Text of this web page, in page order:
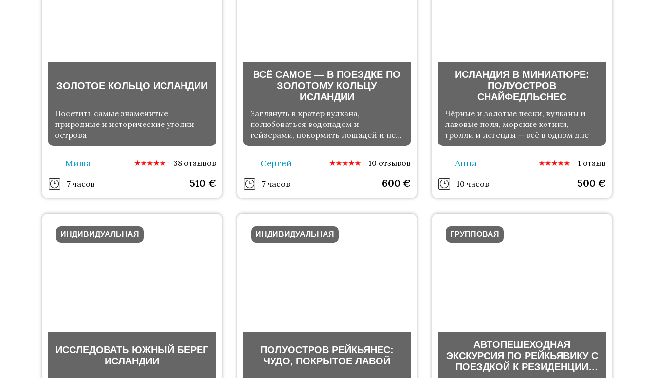
ЗОЛОТОЕ КОЛЬЦО ИСЛАНДИИ
Посетить самые знаменитые
природные и исторические уголки
острова
Миша 38 отзывов
7 часов 510 €
ВСЁ САМОЕ — В ПОЕЗДКЕ ПО
ЗОЛОТОМУ КОЛЬЦУ
ИСЛАНДИИ
Заглянуть в кратер вулкана,
полюбоваться водопадом и
гейзерaми, покормить лошадей и не
только
Сергей 10 отзывов
7 часов 600€
ИСЛАНДИЯ В МИНИАТЮРЕ:
ПОЛУОСТРОВ
СНАЙФЕДЛЬСНЕС
Чёрные и золотые пески, вулканы и
лавовые поля, морские котики,
тролли и легенды — всё в одном дне
Анна 1 отзыв
10 часов 500 €
ИНДИВИДУАЛЬНАЯ
ИССЛЕДОВАТЬ ЮЖНЫЙ БЕРЕГ
ИСЛАНДИИ
ИНДИВИДУАЛЬНАЯ
ПОЛУОСТРОВ РЕЙКЬЯНЕС:
ЧУДО, ПОКРЫТОЕ ЛАВОЙ
ГРУППОВАЯ
АВТОПЕШЕХОДНАЯ
ЭКСКУРСИЯ ПО РЕЙКЬЯВИКУ С
ПОЕЗДКОЙ К РЕЗИДЕНЦИИ